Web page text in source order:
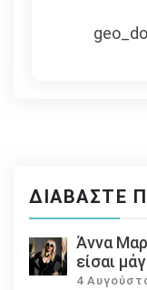
ΔΙΑΒΆΣΤΕ
Άννα
είσαι
4